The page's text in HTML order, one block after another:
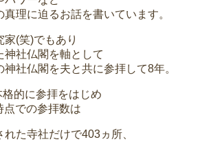
理に迫るお話を書いています。
(笑)でもあり
神社仏閣を軸として
社仏閣を夫と共に参拝して8年。
的に参拝をはじめ
点での参拝数は
た寺社だけで403ヵ所、